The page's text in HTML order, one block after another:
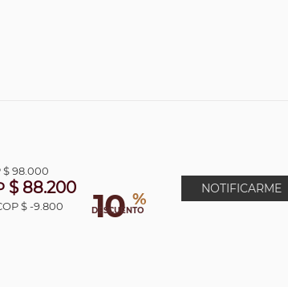
10 %
DESCUENTO
$ 98.000
$ 88.200
$ -9.800
NOTIFICARME